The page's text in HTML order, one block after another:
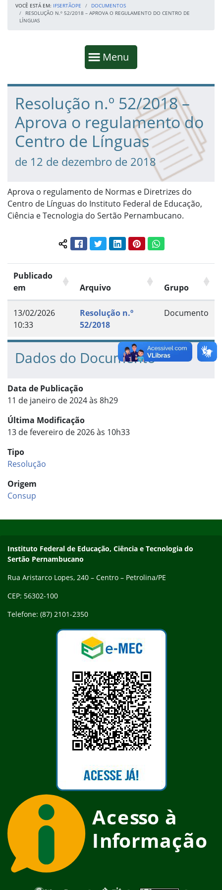
VOCÊ ESTÁ EM: IFSERTÃOPE
DOCUMENTOS
RESOLUÇÃO N.º 52/2018 – APROVA O REGULAMENTO DO CENTRO DE
LÍNGUAS
Mostrar
Menu
Fim da navegação
Início do conteúdo
Resolução n.º 52/2018 –
Aprova o regulamento do
Centro de Línguas
de 12 de dezembro de 2018
Aprova o regulamento de Normas e Diretrizes do
Centro de Línguas do Instituto Federal de Educação,
Ciência e Tecnologia do Sertão Pernambucano.
Compartilhar conteúdo:
FacebookTwitterLinkedInPinterestWhatsApp
Publicado
em
Arquivo Grupo
13/02/2026
10:33
Resolução n.º
52/2018
Documento
Dados do Documento
Data de Publicação
11 de janeiro de 2024 às 8h29
Última Modificação
13 de fevereiro de 2026 às 10h33
Tipo
Resolução
Origem
Consup
Endereço
Instituto Federal de Educação, Ciência e Tecnologia do
Sertão Pernambucano
Rua Aristarco Lopes, 240 – Centro – Petrolina/PE
CEP: 56302-100
Telefone: (87) 2101-2350